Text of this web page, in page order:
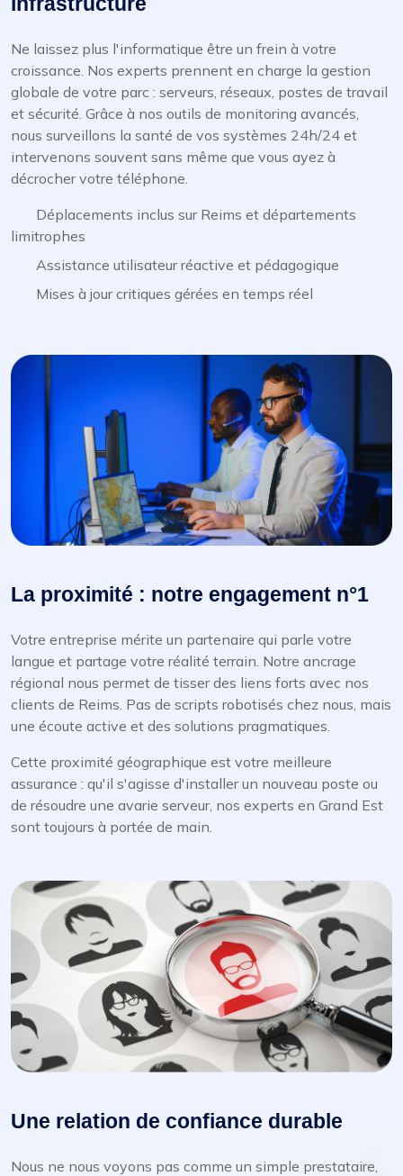
Ne laissez plus l'informatique être un frein à votre
croissance. Nos experts prennent en charge la gestion
globale de votre parc : serveurs, réseaux, postes de travail
et sécurité. Grâce à nos outils de monitoring avancés,
nous surveillons la santé de vos systèmes 24h/24 et
intervenons souvent sans même que vous ayez à
décrocher votre téléphone.
Déplacements inclus sur Reims et départements
limitrophes
Assistance utilisateur réactive et pédagogique
Mises à jour critiques gérées en temps réel
La proximité : notre engagement n°1
Votre entreprise mérite un partenaire qui parle votre
langue et partage votre réalité terrain. Notre ancrage
régional nous permet de tisser des liens forts avec nos
clients de Reims. Pas de scripts robotisés chez nous, mais
une écoute active et des solutions pragmatiques.
Cette proximité géographique est votre meilleure
assurance : qu'il s'agisse d'installer un nouveau poste ou
de résoudre une avarie serveur, nos experts en Grand Est
sont toujours à portée de main.
Une relation de confiance durable
Nous ne nous voyons pas comme un simple prestataire,